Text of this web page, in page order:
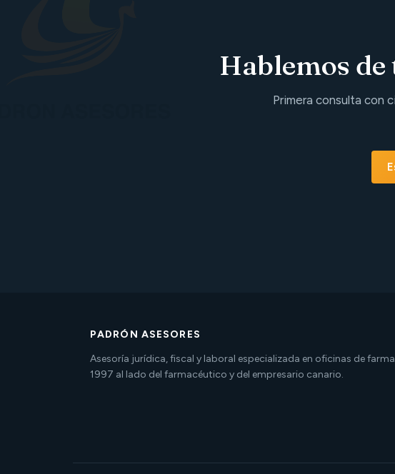
Hablemos
Primera consulta con
PADRÓN ASESORES
Asesoría jurídica, fiscal y laboral especializada en oficinas de
1997 al lado del farmacéutico y del empresario canario.